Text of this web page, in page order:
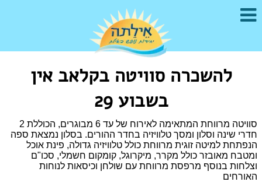
להשכרה סוויטה בקלאב אין
בשבוע 29
סוויטה מרווחת המתאימה לאירוח של עד 6 מבוגרים, הכוללת 2
חדרי שינה וסלון ומסך טלוויזיה בחדר ההורים. בסלון נמצאת ספה
הנפתחת למיטה זוגית מרווחת כולל טלוויזיה גדולה, פינת אוכל
ומטבח מאובזר כולל מקרר, מיקרוגל, קומקום חשמלי, סכו"ם
וצלחות בנוסף מרפסת מרווחת עם שולחן וכיסאות לנוחות
האורחים